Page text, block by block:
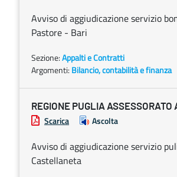
Avviso di aggiudicazione servizio
Pastore - Bari
Sezione:Appalti e Contratti
Argomenti: Bilancio, contabilità e finanza
REGIONE PUGLIA ASSESSORATO
Scarica Ascolta
Avviso di aggiudicazione servizio
Castellaneta